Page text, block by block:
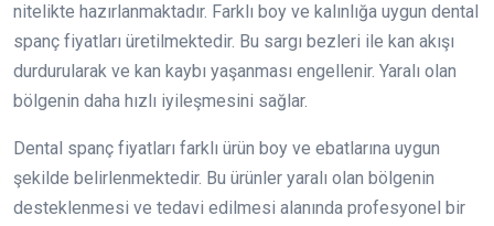
nitelikte hazırlanmaktadır. Farklı boy ve kalınlığa uygun dental
spanç fiyatları üretilmektedir. Bu sargı bezleri ile kan akışı
durdurularak ve kan kaybı yaşanması engellenir. Yaralı olan
bölgenin daha hızlı iyileşmesini sağlar.
Dental spanç fiyatları farklı ürün boy ve ebatlarına uygun
şekilde belirlenmektedir. Bu ürünler yaralı olan bölgenin
desteklenmesi ve tedavi edilmesi alanında profesyonel bir